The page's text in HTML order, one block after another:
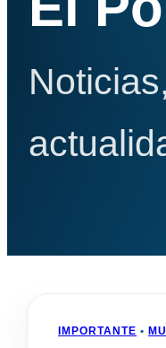
IMPORTANTE •